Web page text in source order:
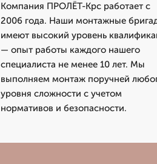
Компания ПРОЛЁТ-Крс работает с
2006 года. Наши монтажные
имеют высокий уровень
— опыт работы каждого нашего
специалиста не менее 10 лет. Мы
выполняем монтаж поручней
уровня сложности с учетом
нормативов и безопасности.